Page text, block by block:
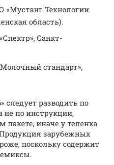
«Мустанг Технологии
область).
Санкт-
стандарт»,
следует разводить по
не по инструкции,
пакете, иначе у теленка
зарубежных
поскольку содержит